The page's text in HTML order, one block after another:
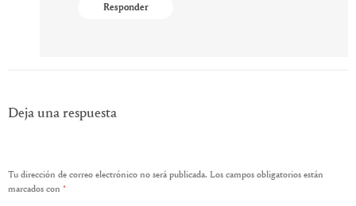
Responder
Deja una respuesta
Tu dirección de correo electrónico no será publicada. Los campos obligatorios están
marcados con *